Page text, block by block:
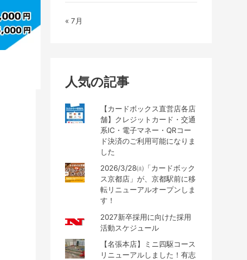
« 7月
人気の記事
【カードボックス直営店各店
舗】クレジットカード・交通
系IC・電子マネー・QRコー
ド決済のご利用可能になりま
した
2026/3/28㈯「カードボック
ス京都店」が、京都駅前に移
転リニューアルオープンしま
す！
2027新卒採用に向けた採用
活動スケジュール
【名張本店】ミニ四駆コース
リニューアルしました！有志